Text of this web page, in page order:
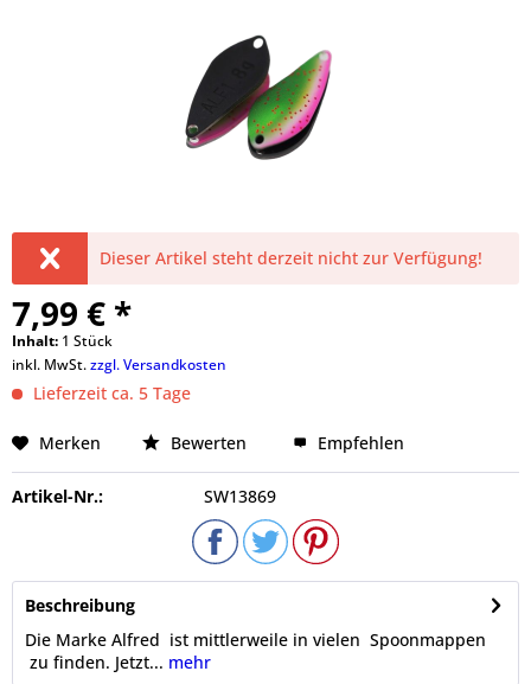
Dieser Artikel steht derzeit nicht zur Verfügung!
7,99 € *
Inhalt: 1 Stück
inkl. MwSt.zzgl. Versandkosten
Lieferzeit ca. 5 Tage
Merken Bewerten Empfehlen
Artikel-Nr.: SW13869
Beschreibung
Die Marke Alfred ist mittlerweile in vielen Spoonmappen
zu finden. Jetzt... mehr